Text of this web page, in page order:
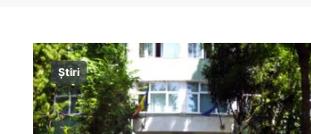
Știri